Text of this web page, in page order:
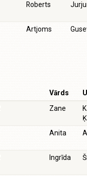
Roberts
Artjoms
Vārds
Zane
Anita
Ingrīda